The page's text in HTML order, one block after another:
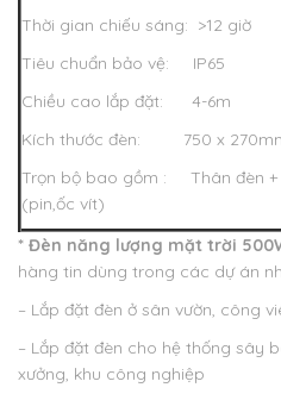
Thời gian chiếu sáng: >12 giờ
Tiêu chuẩn bảo vệ: IP65
Chiều cao lắp đặt: 4-6m
Kích thước đèn: 750 x
Trọn bộ bao gồm : Thân đèn +
(pin,ốc vít)
* Đèn năng lượng mặt trời
hàng tin dùng trong các dự án
– Lắp đặt đèn ở sân vườn, công
– Lắp đặt đèn cho hệ thống sây
xưởng, khu công nghiệp